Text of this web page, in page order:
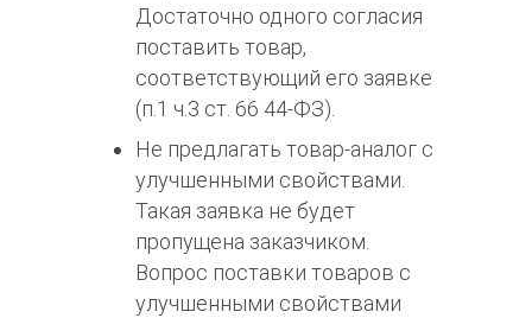
Достаточно одного согласия
поставить товар,
соответствующий его заявке
(п.1 ч.3 ст. 66 44-ФЗ).
Не предлагать товар-аналог с
улучшенными свойствами.
Такая заявка не будет
пропущена заказчиком.
Вопрос поставки товаров с
улучшенными свойствами